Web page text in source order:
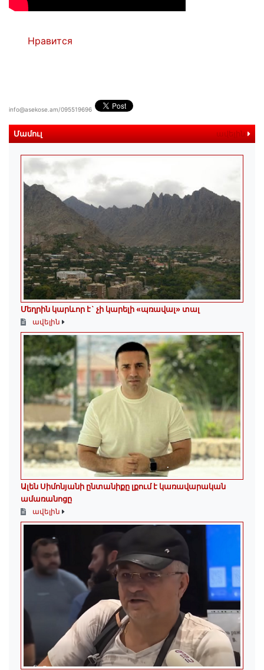
Нравится
info@asekose.am/095519696
Մամուլ ավելին
Մեղրին կարևոր է` չի կարելի «պռավալ» տալ
ավելին
Ալեն Սիմոնյանի ընտանիքը լքում է կառավարական
ամառանոցը
ավելին